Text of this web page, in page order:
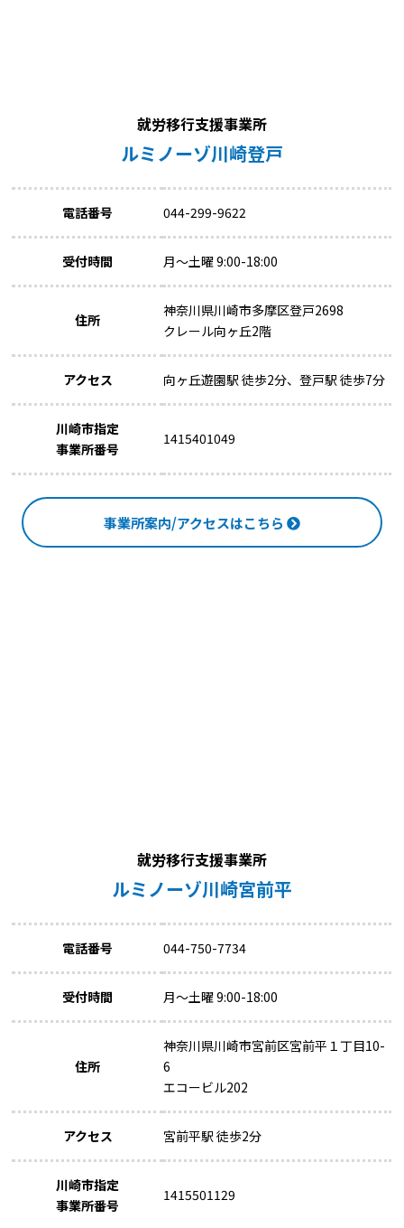
就労移行支援事業所
ルミノーゾ川崎登戸
電話番号 044-299-9622
受付時間 月～土曜 9:00-18:00
住所
神奈川県川崎市多摩区登戸2698
クレール向ヶ丘2階
アクセス 向ヶ丘遊園駅 徒歩2分、登戸駅 徒歩7分
川崎市指定
事業所番号
1415401049
事業所案内/アクセスはこちら
就労移行支援事業所
ルミノーゾ川崎宮前平
電話番号 044-750-7734
受付時間 月～土曜 9:00-18:00
住所
神奈川県川崎市宮前区宮前平１丁目10-
6
エコービル202
アクセス 宮前平駅 徒歩2分
川崎市指定
事業所番号
1415501129